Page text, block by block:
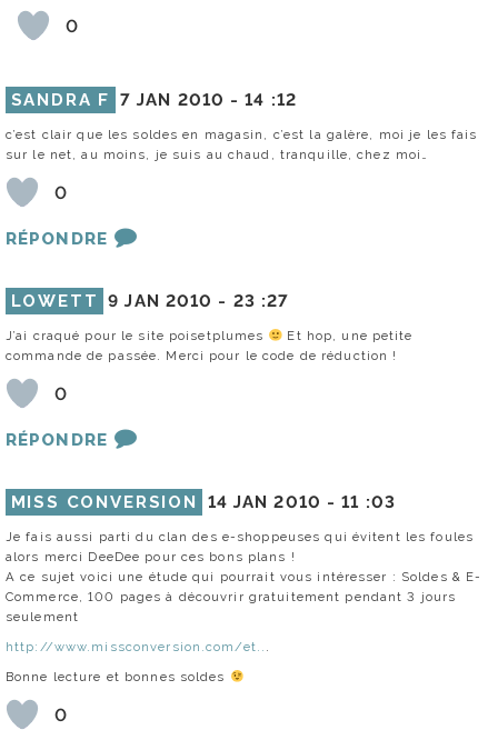
0
SANDRA F 7 JAN 2010 -14 :12
c’est clair que les soldes en magasin, c’est la galère, moi je les fais
sur le net, au moins, je suis au chaud, tranquille, chez moi…
0
RÉPONDRE
LOWETT 9 JAN 2010 - 23 :27
J’ai craqué pour le site poisetplumes
Et hop, une petite
commande de passée. Merci pour le code de réduction !
0
RÉPONDRE
MISS CONVERSION 14 JAN 2010 -11 :03
Je fais aussi parti du clan des e-shoppeuses qui évitent les foules
alors merci DeeDee pour ces bons plans !
A ce sujet voici une étude qui pourrait vous intéresser : Soldes & E-
Commerce, 100 pages à découvrir gratuitement pendant 3 jours
seulement
http://www.missconversion.com/et.. .
Bonne lecture et bonnes soldes
0